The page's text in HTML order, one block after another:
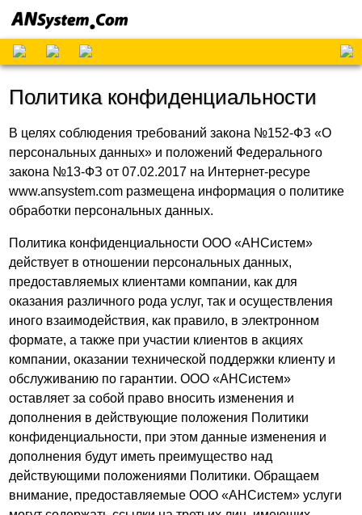
Политика конфиденциальности
В целях соблюдения требований закона №152-ФЗ «О
персональных данных» и положений Федерального
закона №13-ФЗ от 07.02.2017 на Интернет-ресуре
www.ansystem.com размещена информация о политике
обработки персональных данных.
Политика конфиденциальности ООО «АНСистем»
действует в отношении персональных данных,
предоставляемых клиентами компании, как для
оказания различного рода услуг, так и осуществления
иного взаимодействия, как правило, в электронном
формате, а также при участии клиентов в акциях
компании, оказании технической поддержки клиенту и
обслуживанию по гарантии. ООО «АНСистем»
оставляет за собой право вносить изменения и
дополнения в действующие положения Политики
конфиденциальности, при этом данные изменения и
дополнения будут иметь преимущество над
действующими положениями Политики. Обращаем
внимание, предоставляемые ООО «АНСистем» услуги